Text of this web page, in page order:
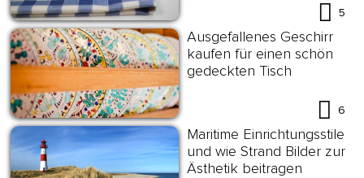
5
Ausgefallenes Geschirr
kaufen für einen schön
gedeckten Tisch
6
Maritime Einrichtungsstile
und wie Strand Bilder zur
Ästhetik beitragen